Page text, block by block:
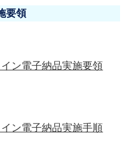
要領
ン電子納品実施要領
ン電子納品実施手順